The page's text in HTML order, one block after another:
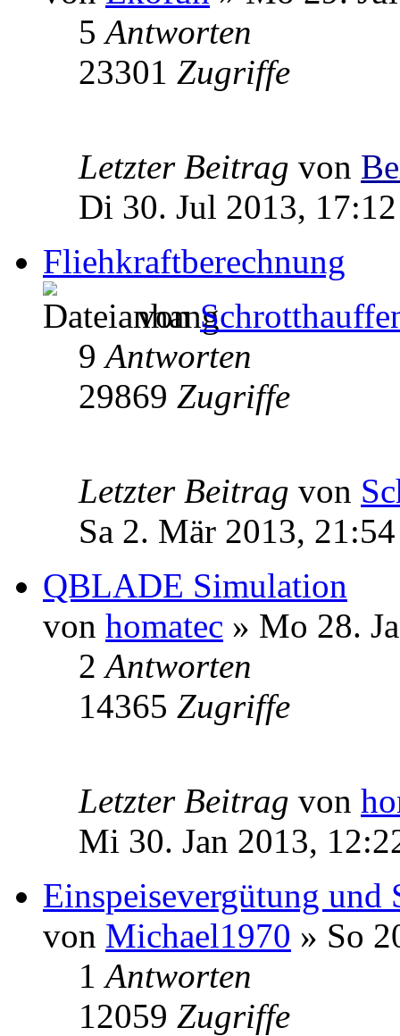
5Antworten
23301 Zugriffe
Letzter Beitrag von
Di 30. Jul 2013, 17:12
Fliehkraftberechnung
von
9Antworten
29869 Zugriffe
Letzter Beitrag von
Sa 2. Mär 2013, 21:54
QBLADE Simulation
von homatec » Mo 28.
2Antworten
14365 Zugriffe
Letzter Beitrag von
Mi 30. Jan 2013,
Einspeisevergütung und
von Michael1970 » So
1Antworten
12059 Zugriffe